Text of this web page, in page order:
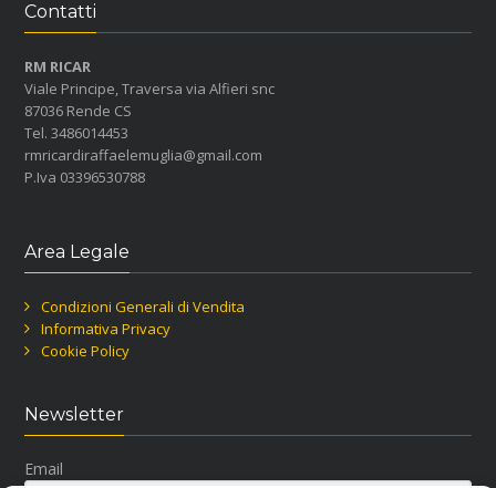
Contatti
RM RICAR
Viale Principe, Traversa via Alfieri snc
87036 Rende CS
Tel. 3486014453
rmricardiraffaelemuglia@gmail.com
P.Iva 03396530788
Area Legale
Condizioni Generali di Vendita
Informativa Privacy
Cookie Policy
Newsletter
Email